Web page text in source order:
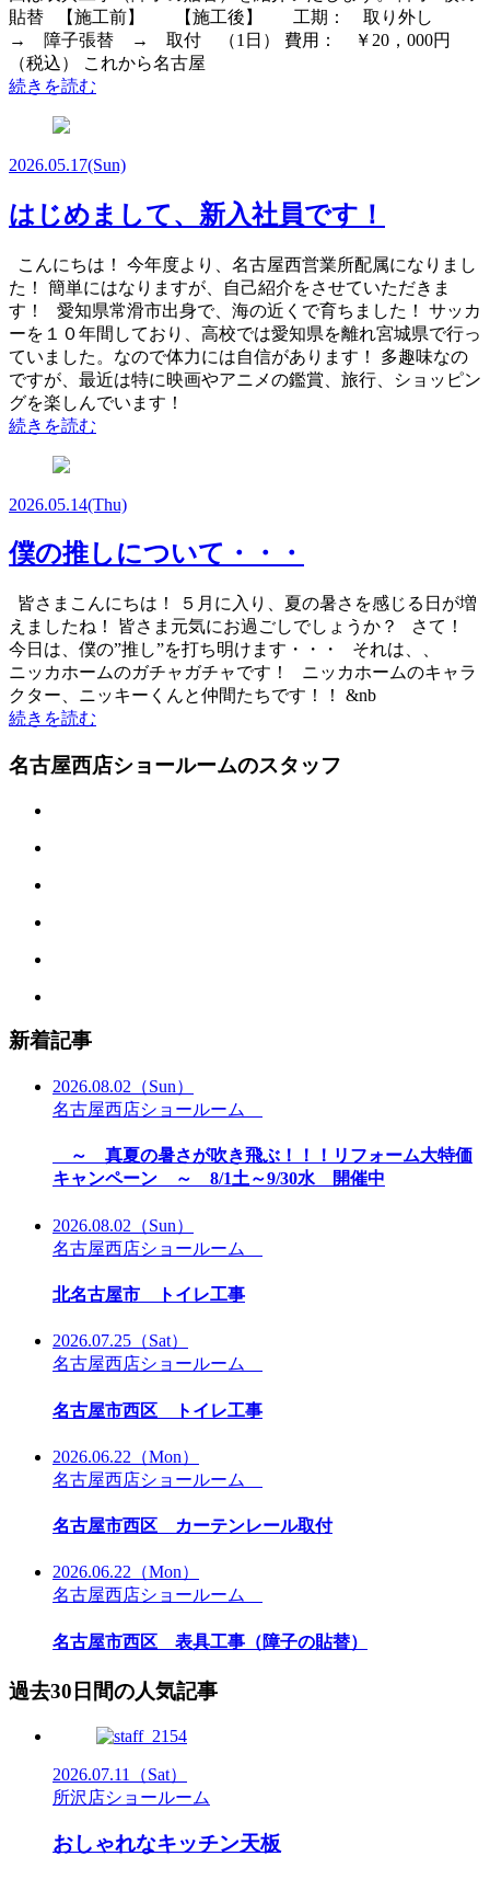
貼替 【施工前】 【施工後】 工期： 取り外し
→ 障子張替 → 取付 （1日） 費用： ￥20，000円
（税込） これから名古屋
続きを読む
2026.05.17(Sun)
はじめまして、新入社員です！
こんにちは！ 今年度より、名古屋西営業所配属になりまし
た！ 簡単にはなりますが、自己紹介をさせていただきま
す！ 愛知県常滑市出身で、海の近くで育ちました！ サッカ
ーを１０年間しており、高校では愛知県を離れ宮城県で行っ
ていました。なので体力には自信があります！ 多趣味なの
ですが、最近は特に映画やアニメの鑑賞、旅行、ショッピン
グを楽しんでいます！
続きを読む
2026.05.14(Thu)
僕の推しについて・・・
皆さまこんにちは！ ５月に入り、夏の暑さを感じる日が増
えましたね！ 皆さま元気にお過ごしでしょうか？ さて！
今日は、僕の”推し”を打ち明けます・・・ それは、、
ニッカホームのガチャガチャです！ ニッカホームのキャラ
クター、ニッキーくんと仲間たちです！！ &nb
続きを読む
名古屋西店ショールームのスタッフ
新着記事
2026.08.02 （Sun）
名古屋西店ショールーム
～ 真夏の暑さが吹き飛ぶ！！！リフォーム大特価
キャンペーン ～ 8/1土～9/30水 開催中
2026.08.02 （Sun）
名古屋西店ショールーム
北名古屋市 トイレ工事
2026.07.25 （Sat）
名古屋西店ショールーム
名古屋市西区 トイレ工事
2026.06.22 （Mon）
名古屋西店ショールーム
名古屋市西区 カーテンレール取付
2026.06.22 （Mon）
名古屋西店ショールーム
名古屋市西区 表具工事（障子の貼替）
過去30日間の人気記事
2026.07.11
（Sat）
所沢店ショールーム
おしゃれなキッチン天板